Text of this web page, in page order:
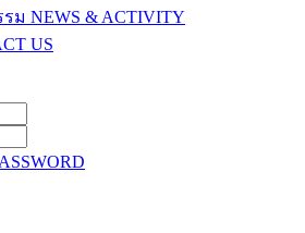
รม NEWS & ACTIVITY
US